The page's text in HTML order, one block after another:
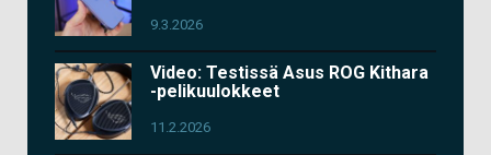
9.3.2026
Video: Testissä Asus ROG Kithara
-pelikuulokkeet
11.2.2026